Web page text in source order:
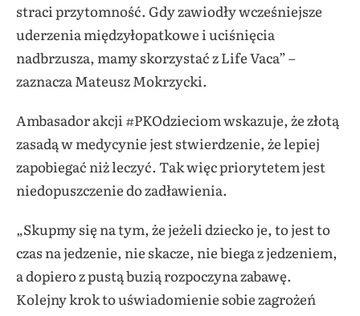
straci przytomność. Gdy zawiodły wcześniejsze
uderzenia międzyłopatkowe i uciśnięcia
nadbrzusza, mamy skorzystać z Life Vaca” –
zaznacza Mateusz Mokrzycki.
Ambasador akcji #PKOdzieciom wskazuje, że złotą
zasadą w medycynie jest stwierdzenie, że lepiej
zapobiegać niż leczyć. Tak więc priorytetem jest
niedopuszczenie do zadławienia.
„Skupmy się na tym, że jeżeli dziecko je, to jest to
czas na jedzenie, nie skacze, nie biega z jedzeniem,
a dopiero z pustą buzią rozpoczyna zabawę.
Kolejny krok to uświadomienie sobie zagrożeń